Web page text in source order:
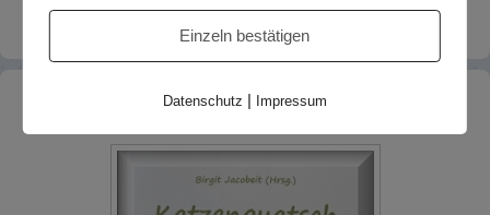
Finchens erste und letzte Geschichte 15. Dezember 2019
Einzeln bestätigen
Datenschutz | Impressum